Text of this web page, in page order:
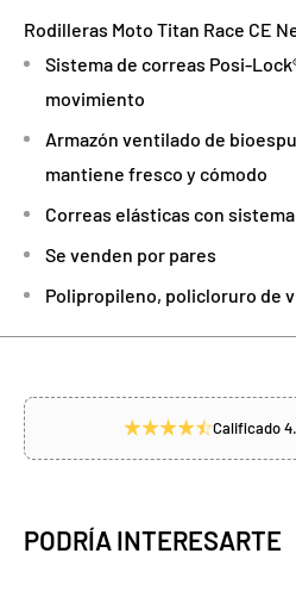
Rodilleras Moto Titan Race CE
Sistema de correas Posi-
movimiento
Armazón ventilado de
mantiene fresco y cómodo
Correas elásticas con
Se venden por pares
Polipropileno, policloruro de
Calificado
PODRÍA INTERESARTE